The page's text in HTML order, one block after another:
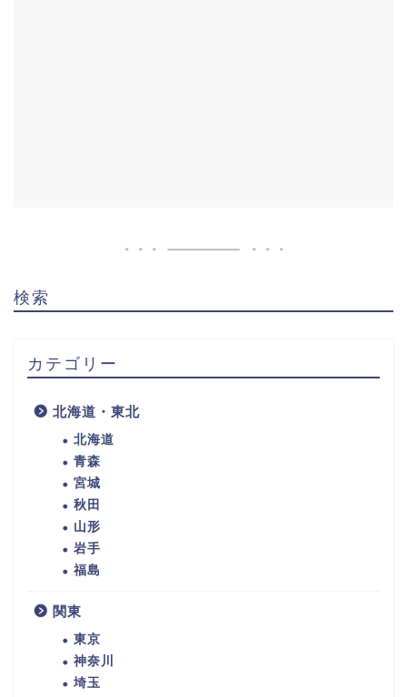
検索
カテゴリー
北海道・東北
北海道
青森
宮城
秋田
山形
岩手
福島
関東
東京
神奈川
埼玉